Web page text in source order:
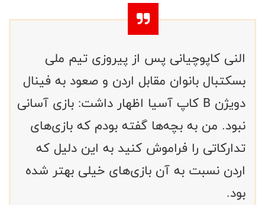
النی کاپوچیانی پس از پیروزی تیم ملی
بسکتبال بانوان مقابل اردن و صعود به فینال
دویژن B کاپ آسیا اظهار داشت: بازی آسانی
نبود. من به بچه‌ها گفته بودم که بازی‌های
تدارکاتی را فراموش کنید به این دلیل که
اردن نسبت به آن بازی‌های خیلی بهتر شده
بود.